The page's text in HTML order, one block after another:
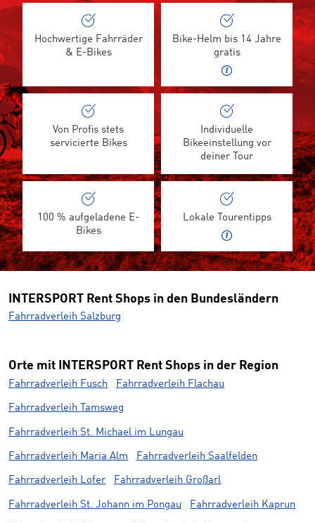
Hochwertige Fahrräder
& E-Bikes
Bike-Helm bis 14 Jahre
gratis
Von Profis stets
servicierte Bikes
Individuelle
Bikeeinstellung vor
deiner Tour
100 % aufgeladene E-
Bikes
Lokale Tourentipps
INTERSPORT Rent Shops in den Bundesländern
Fahrradverleih Salzburg
Orte mit INTERSPORT Rent Shops in der Region
Fahrradverleih Fusch Fahrradverleih Flachau
Fahrradverleih Tamsweg
Fahrradverleih St. Michael im Lungau
Fahrradverleih Maria Alm Fahrradverleih Saalfelden
Fahrradverleih Lofer Fahrradverleih Großarl
Fahrradverleih St. Johann im Pongau Fahrradverleih Kaprun